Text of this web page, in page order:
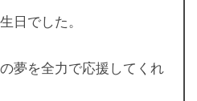
日でした。
夢を全力で応援してくれ